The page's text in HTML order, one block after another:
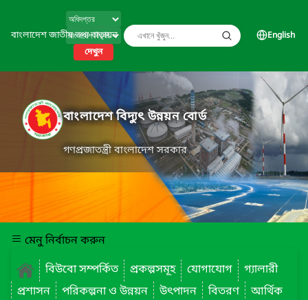
বাংলাদেশ জাতীয় তথ্য বাতায়ন
দেখুন
English
বাংলাদেশ বিদ্যুৎ উন্নয়ন বোর্ড
গণপ্রজাতন্ত্রী বাংলাদেশ সরকার
মেনু নির্বাচন করুন
বিউবো সম্পর্কিত
প্রকল্পসমূহ যোগাযোগ
গ্যালারী
প্রশাসন
পরিকল্পনা ও উন্নয়ন উৎপাদন বিতরণ
আর্থিক